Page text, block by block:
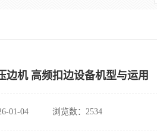
边机 高频扣边设备机型与运用
01-04 浏览数：2534